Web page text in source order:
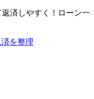
済しやすく！ローン一
を整理